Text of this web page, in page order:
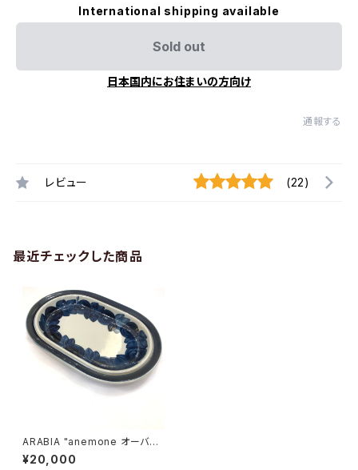
International shipping available
Sold out
日本国内にお住まいの方向け
通報する
レビュー (22)
最近チェックした商品
ARABIA "anemone オーバル
プレート"
¥20,000